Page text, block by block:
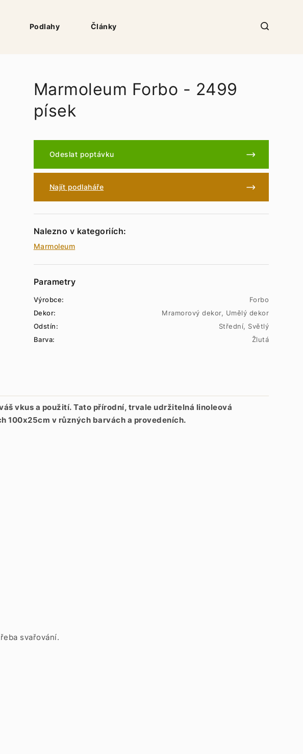
Podlahy Články
Marmoleum Forbo - 2499
písek
Odeslat poptávku
Najít podlaháře
Nalezno v kategoriích:
Marmoleum
Parametry
Výrobce:
Forbo
Dekor:
Mramorový dekor, Umělý dekor
Odstín:
Střední, Světlý
Barva:
Žlutá
vkus a použití. Tato přírodní, trvale udržitelná linoleová
100x25cm v různých barvách a provedeních.
svařování.